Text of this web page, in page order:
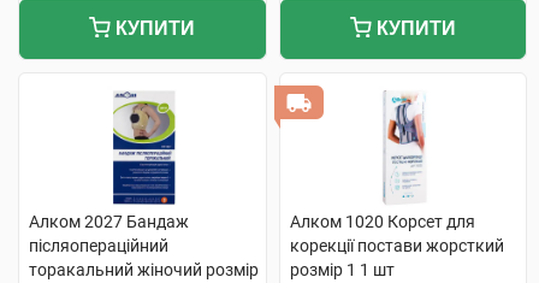
КУПИТИ КУПИТИ
Алком 2027 Бандаж
післяопераційний
торакальний жіночий розмір
Алком 1020 Корсет для
корекції постави жорсткий
розмір 1 1 шт